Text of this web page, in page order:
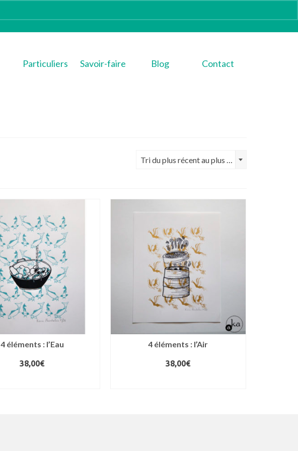
Particuliers Savoir-faire Blog Contact
Tri du plus récent au plus ancien
4 éléments : l’Eau
38,00€
4 éléments : l’Air
38,00€